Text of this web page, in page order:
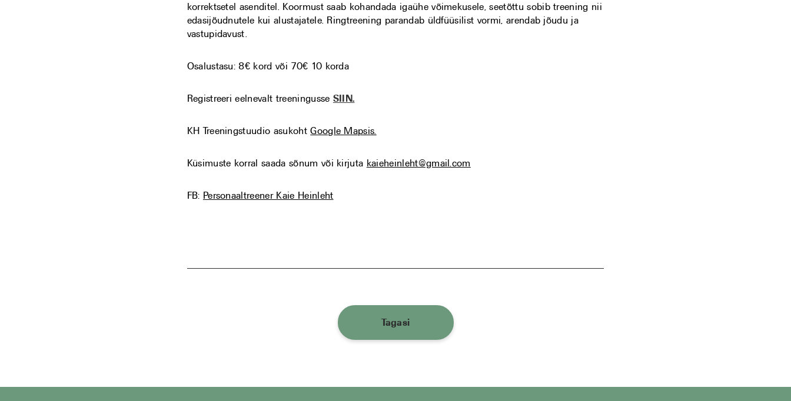
korrektsetel asenditel. Koormust saab kohandada igaühe võimekusele, seetõttu sobib treening nii
edasijõudnutele kui alustajatele. Ringtreening parandab üldfüüsilist vormi, arendab jõudu ja
vastupidavust.
Osalustasu: 8€ kord või 70€ 10 korda
Registreeri eelnevalt treeningusse SIIN.
KH Treeningstuudio asukohtGoogle Mapsis.
Küsimuste korral saada sõnum või kirjuta kaieheinleht@gmail.com
FB: Personaaltreener Kaie Heinleht
Tagasi